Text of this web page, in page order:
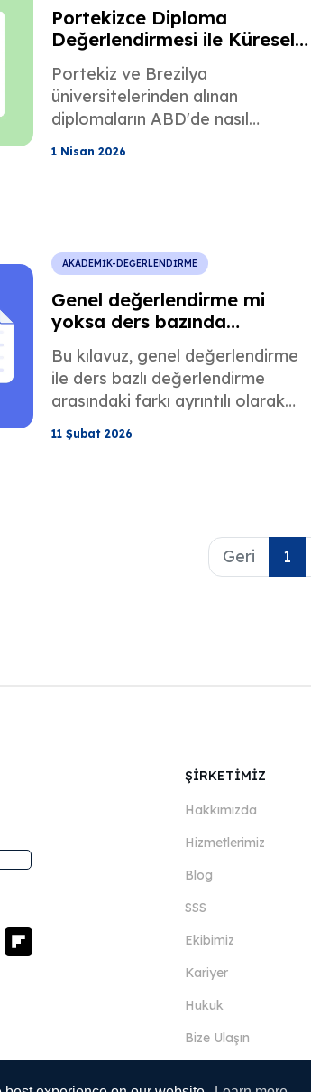
Portekizce Diploma
Değerlendirmesi ile Küresel
Mesleki Lisanslama
Portekiz ve Brezilya
üniversitelerinden alınan
diplomaların ABD'de nasıl
değerlendirildiğini öğrenin.
1 Nisan 2026
AKADEMİK-DEĞERLENDİRME
Genel değerlendirme mi
yoksa ders bazında
değerlendirme mi:
Aralarındaki fark nedir?
Bu kılavuz, genel değerlendirme
ile ders bazlı değerlendirme
arasındaki farkı ayrıntılı olarak
açıklayarak, üniversitenizin veya
işvereninizin tam olarak neye
11 Şubat 2026
Geri 1
ŞİRKETİMİZ
Hakkımızda
Hizmetlerimiz
Blog
SSS
Ekibimiz
Kariyer
Hukuk
Bize Ulaşın